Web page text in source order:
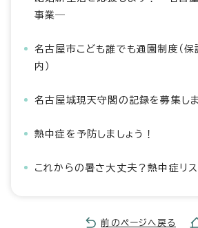
事業―
名古屋市こども誰でも通園制度（
内）
名古屋城現天守閣の記録を募集し
熱中症を予防しましょう！
これからの暑さ大丈夫？熱中症リ
前のページへ戻る